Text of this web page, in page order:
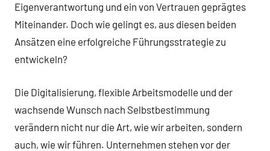
Eigenverantwortung und ein von Vertrauen geprägtes
Miteinander. Doch wie gelingt es, aus diesen beiden
Ansätzen eine erfolgreiche Führungsstrategie zu
entwickeln?
Die Digitalisierung, flexible Arbeitsmodelle und der
wachsende Wunsch nach Selbstbestimmung
verändern nicht nur die Art, wie wir arbeiten, sondern
auch, wie wir führen. Unternehmen stehen vor der